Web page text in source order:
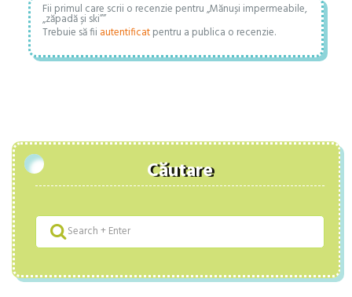
Fii primul care scrii o recenzie pentru „Mănuși impermeabile,
„zăpadă și ski””
Trebuie să fii autentificatpentru a publica o recenzie.
Căutare